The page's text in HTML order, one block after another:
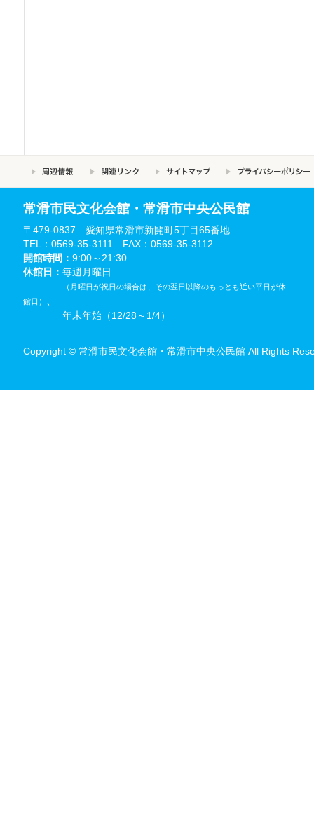
常滑市民文化会館・常滑市中央公民館
〒479-0837 愛知県常滑市新開町5丁目65番地
TEL：0569-35-3111 FAX：0569-35-3112
開館時間： 9:00～21:30
休館日： 毎週月曜日
（月曜日が祝日の場合は、その翌日以降のもっとも近い平日が休
館日）
、
年末年始（12/28～1/4）
Copyright © 常滑市民文化会館・常滑市中央公民館 All Rights